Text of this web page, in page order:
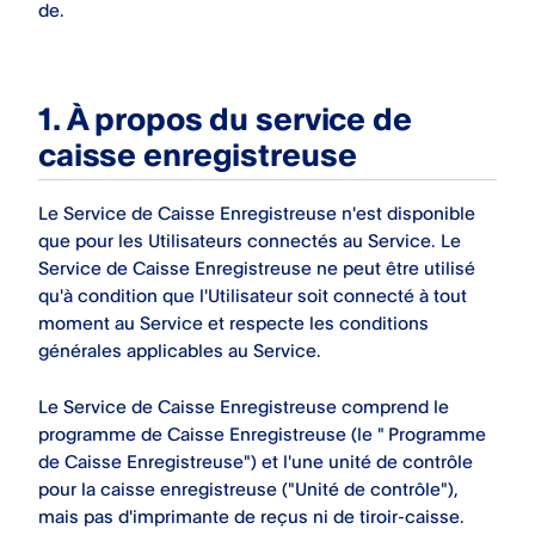
de.
1. À propos du service de
caisse enregistreuse
Le Service de Caisse Enregistreuse n'est disponible
que pour les Utilisateurs connectés au Service. Le
Service de Caisse Enregistreuse ne peut être utilisé
qu'à condition que l'Utilisateur soit connecté à tout
moment au Service et respecte les conditions
générales applicables au Service.
Le Service de Caisse Enregistreuse comprend le
programme de Caisse Enregistreuse (le " Programme
de Caisse Enregistreuse") et l'une unité de contrôle
pour la caisse enregistreuse ("Unité de contrôle"),
mais pas d'imprimante de reçus ni de tiroir-caisse.